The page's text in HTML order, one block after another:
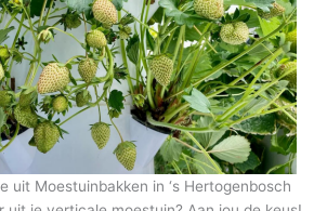
uit Moestuinbakken in ‘s Hertogenbosch